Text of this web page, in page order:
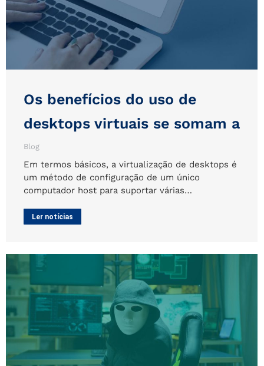
Os benefícios do uso de
desktops virtuais se somam a
Blog
Em termos básicos, a virtualização de desktops é
um método de configuração de um único
computador host para suportar várias…
Ler notícias